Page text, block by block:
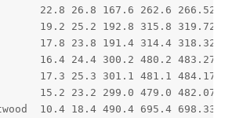
22.8 26.8 167.6 262.6 266.52
19.2 25.2 192.8 315.8 319.72
17.8 23.8 191.4 314.4 318.32
16.4 24.4 300.2 480.2 483.27
17.3 25.3 301.1 481.1 484.17
15.2 23.2 299.0 479.0 482.07
10.4 18.4 490.4 695.4 698.33